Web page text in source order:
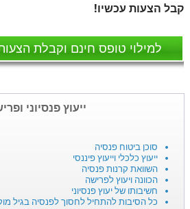
קבל הצעות עכשיו!
למילוי טופס חינם וקבלת
ייעוץ פנסיוני
סוכן ביטוח פנסיה
ייעוץ כלכלי וייעוץ פיננסי
השוואת קרנות פנסיה
הכוונה ויעוץ לפרישה
חשיבותו של יעוץ פנסיוני
כל הסיבות להתחיל לחסוך לפנסיה בגיל